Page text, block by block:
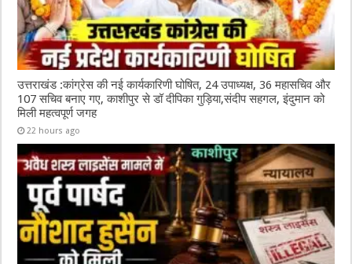
उत्तराखंड :कांग्रेस की नई कार्यकारिणी घोषित, 24 उपाध्यक्ष, 36 महासचिव और
107 सचिव बनाए गए, काशीपुर से डॉ दीपिका गुड़िया,संदीप सहगल, इंदुमान को
मिली महत्वपूर्ण जगह
22 hours ago